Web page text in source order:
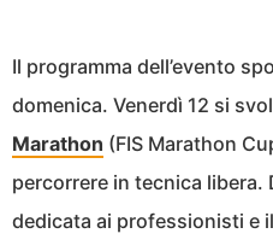
Il programma dell’evento
domenica. Venerdì 12 si
Marathon (FIS Marathon
percorrere in tecnica
dedicata ai professionisti e